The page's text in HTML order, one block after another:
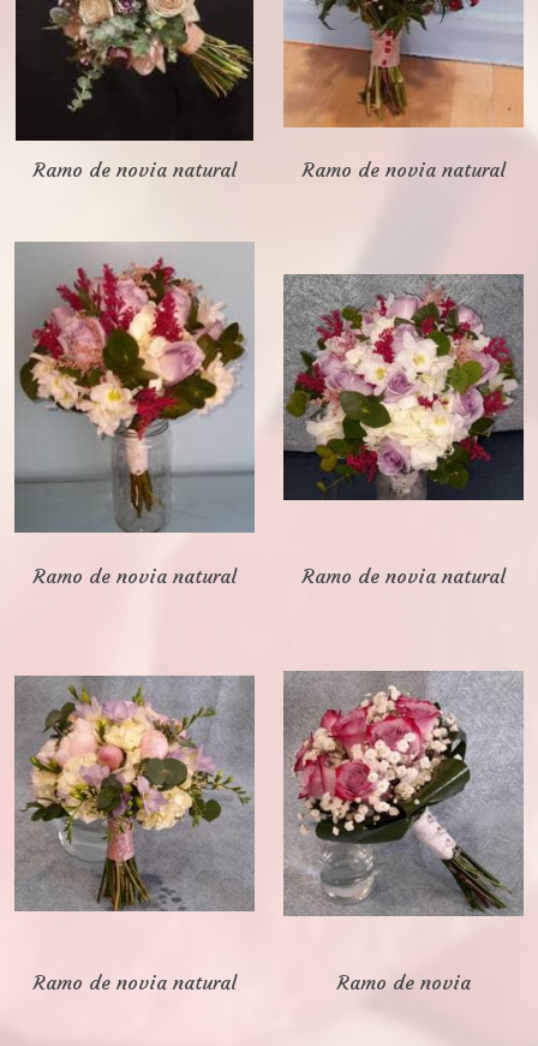
Ramo de novia natural Ramo de novia natural
Ramo de novia natural Ramo de novia natural
Ramo de novia natural Ramo de novia